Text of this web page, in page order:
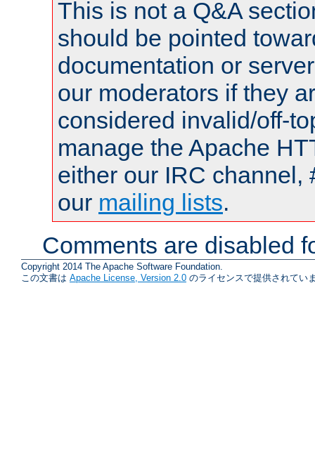
This is not a Q&A
should be pointed
documentation or
our moderators if they
considered invalid/off-
manage the Apache
either our IRC channel,
our mailing lists.
Comments are disabled
Copyright 2014 The Apache Software Foundation.
この文書は Apache License, Version 2.0 のライセンスで提供されてい